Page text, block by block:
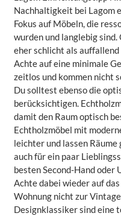
Nachhaltigkeit bei Lagom
Fokus auf Möbeln, die
wurden und langlebig
eher schlicht als auffallend
Achte auf eine minimale
zeitlos und kommen nicht
Du solltest ebenso die
berücksichtigen.
damit den Raum optisch
Echtholzmöbel mit
leichter und lassen
auch für ein paar
besten Second-Hand oder
Achte dabei wieder auf
Wohnung nicht zur
Designklassiker sind eine